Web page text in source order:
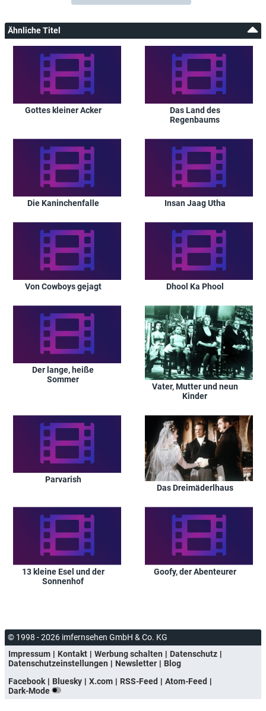
Ähnliche Titel
Gottes kleiner Acker
Das Land des
Regenbaums
Die Kaninchenfalle Insan Jaag Utha
Von Cowboys gejagt Dhool Ka Phool
Der lange, heiße
Sommer
Vater, Mutter und neun
Kinder
Parvarish
Das Dreimäderlhaus
13 kleine Esel und der
Sonnenhof
Goofy, der Abenteurer
© 1998 - 2026 imfernsehen GmbH & Co. KG
Impressum
Kontakt Werbung schalten
Datenschutz
Datenschutzeinstellungen
Newsletter
Blog
Facebook
Bluesky X.com RSS-Feed
Atom-Feed
Dark-Mode